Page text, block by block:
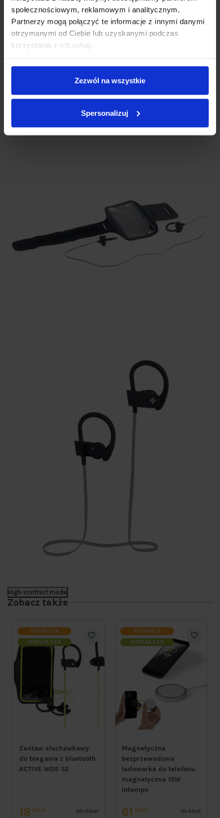
społecznościowym, reklamowym i analitycznym.
Partnerzy mogą połączyć te informacje z innymi danymi
otrzymanymi od Ciebie lub uzyskanymi podczas
korzystania z ich usług.
Zezwól na wszystkie
Spersonalizuj
High-contrast mode
Zobacz także
PROMOCJA
WYSYŁKA DZIŚ
Zestaw słuchawkowy
do biegania z bluetooth
ACTIVE WDS 52
18 99zł 25.99zł
PROMOCJA
WYSYŁKA DZIŚ
Magnetyczna
bezprzewodowa
ładowarka do telefonu
magnetyczna 15W
Intempo
61 99zł 111.49zł